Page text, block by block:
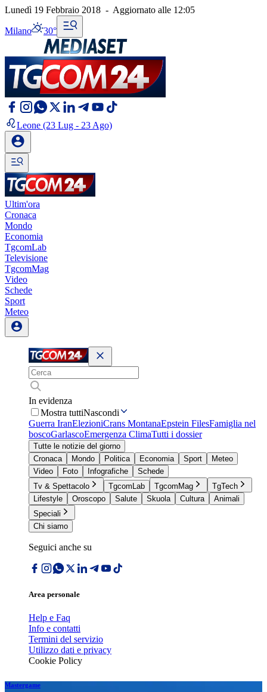
Lunedì 19 Febbraio 2018 - Aggiornato alle 12:05
Milano 30°
Leone (23 Lug - 23 Ago)
Ultim'ora
Cronaca
Mondo
Economia
TgcomLab
Televisione
TgcomMag
Video
Schede
Sport
Meteo
In evidenza
Mostra tuttiNascondi
Guerra IranElezioniCrans MontanaEpstein FilesFamiglia nel
boscoGarlascoEmergenza ClimaTutti i dossier
Tutte le notizie del giorno
Cronaca
Mondo Politica Economia Sport
Meteo
Video
Foto Infografiche
Schede
Tv & Spettacolo
TgcomLab TgcomMag
TgTech
Lifestyle
Oroscopo Salute Skuola Cultura
Animali
Speciali
Chi siamo
Seguici anche su
Area personale
Help e Faq
Info e contatti
Termini del servizio
Utilizzo dati e privacy
Cookie Policy
Mastergame